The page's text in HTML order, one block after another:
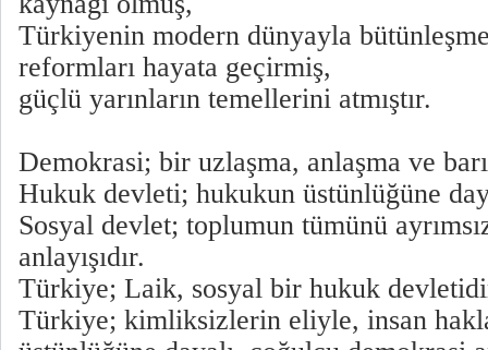
Türkiyenin modern dünyayla
reformları hayata geçirmiş,
güçlü yarınların temellerini atmıştır.
Demokrasi; bir uzlaşma, anlaşma ve
Hukuk devleti; hukukun üstünlüğüne
Sosyal devlet; toplumun tümünü
anlayışıdır.
Türkiye; Laik, sosyal bir hukuk
Türkiye; kimliksizlerin eliyle, insan